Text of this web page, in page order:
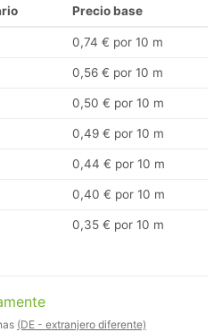
Precio base
0,74 € por 10 m
0,56 € por 10 m
0,50 € por 10 m
0,49 € por 10 m
0,44 € por 10 m
0,40 € por 10 m
0,35 € por 10 m
(DE - extranjero diferente)